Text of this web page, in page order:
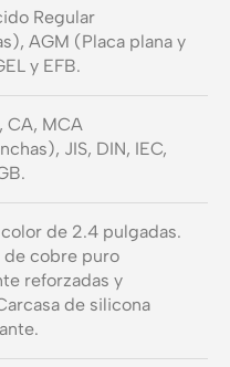
Regular
AGM (Placa plana y
y EFB.
CA, MCA
JIS, DIN, IEC,
color de 2.4 pulgadas.
de cobre puro
reforzadas y
de silicona